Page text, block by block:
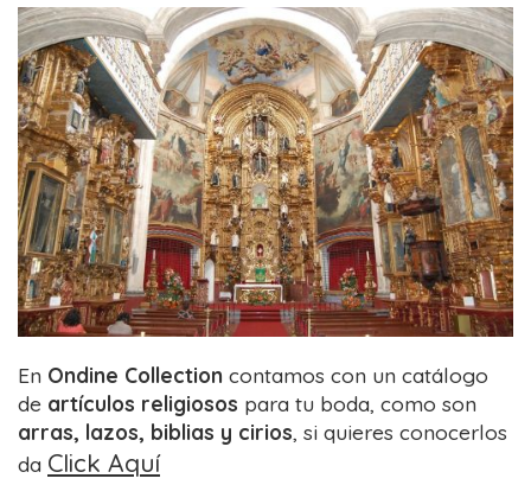
En Ondine Collection contamos con un catálogo
de artículos religiosos para tu boda, como son
arras, lazos, biblias y cirios, si quieres conocerlos
da Click Aquí